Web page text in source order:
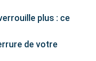
plus : ce
de votre